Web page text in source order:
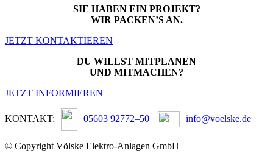
SIE HABEN EIN PROJEKT?
WIR PACKEN’S AN.
JETZT KONTAKTIEREN
DU WILLST MITPLANEN
UND MITMACHEN?
JETZT INFORMIEREN
KONTAKT: 05603 92772–50 info@voelske.de
© Copyright Völske Elektro-Anlagen GmbH